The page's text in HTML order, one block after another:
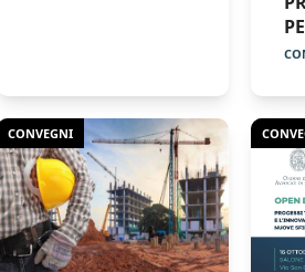
CONVEGNI